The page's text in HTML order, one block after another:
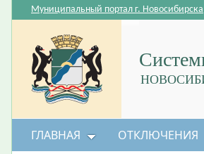
Муниципальный портал г. Новосибирска
ГЛАВНАЯ ОТКЛЮЧЕНИЯ